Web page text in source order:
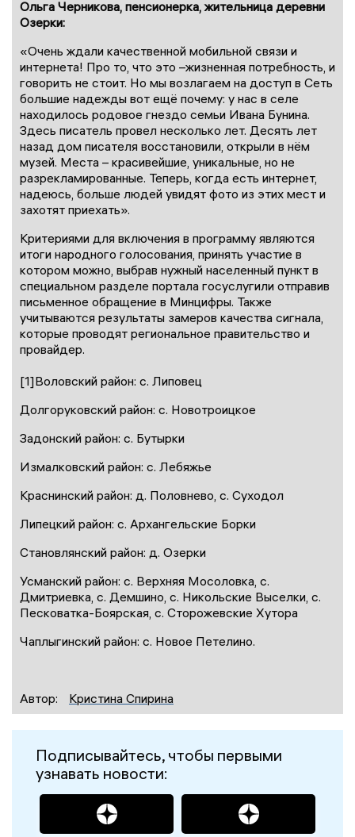
Ольга Черникова, пенсионерка, жительница деревни
Озерки:
«Очень ждали качественной мобильной связи и
интернета! Про то, что это –жизненная потребность, и
говорить не стоит. Но мы возлагаем на доступ в Сеть
большие надежды вот ещё почему: у нас в селе
находилось родовое гнездо семьи Ивана Бунина.
Здесь писатель провел несколько лет. Десять лет
назад дом писателя восстановили, открыли в нём
музей. Места – красивейшие, уникальные, но не
разрекламированные. Теперь, когда есть интернет,
надеюсь, больше людей увидят фото из этих мест и
захотят приехать».
Критериями для включения в программу являются
итоги народного голосования, принять участие в
котором можно, выбрав нужный населенный пункт в
специальном разделе портала госуслугили отправив
письменное обращение в Минцифры. Также
учитываются результаты замеров качества сигнала,
которые проводят региональное правительство и
провайдер.
[1]Воловский район: с. Липовец
Долгоруковский район: с. Новотроицкое
Задонский район: с. Бутырки
Измалковский район: с. Лебяжье
Краснинский район: д. Половнево, с. Суходол
Липецкий район: с. Архангельские Борки
Становлянский район: д. Озерки
Усманский район: с. Верхняя Мосоловка, с.
Дмитриевка, с. Демшино, с. Никольские Выселки, с.
Песковатка-Боярская, с. Сторожевские Хутора
Чаплыгинский район: с. Новое Петелино.
Автор: Кристина Спирина
Подписывайтесь, чтобы первыми
узнавать новости: